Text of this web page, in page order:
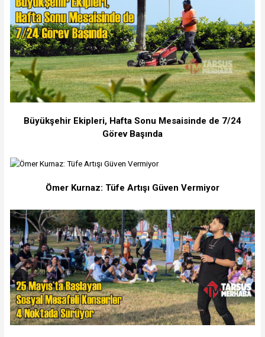
Büyükşehir Ekipleri, Hafta Sonu Mesaisinde de 7/24
Görev Başında
Ömer Kurnaz: Tüfe Artışı Güven Vermiyor